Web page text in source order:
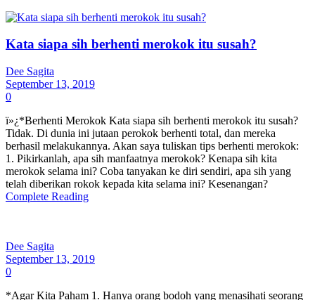
Kata siapa sih berhenti merokok itu susah?
Dee Sagita
September 13, 2019
0
ï»¿*Berhenti Merokok Kata siapa sih berhenti merokok itu susah?
Tidak. Di dunia ini jutaan perokok berhenti total, dan mereka
berhasil melakukannya. Akan saya tuliskan tips berhenti merokok:
1. Pikirkanlah, apa sih manfaatnya merokok? Kenapa sih kita
merokok selama ini? Coba tanyakan ke diri sendiri, apa sih yang
telah diberikan rokok kepada kita selama ini? Kesenangan?
Complete Reading
Dee Sagita
September 13, 2019
0
*Agar Kita Paham 1. Hanya orang bodoh yang menasihati seorang